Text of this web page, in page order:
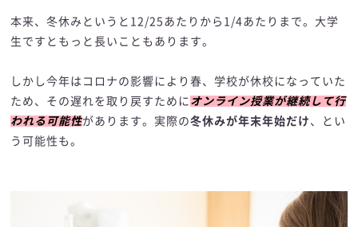
本来、冬休みというと12/25あたりから1/4あたりまで。大学
生ですともっと長いこともあります。
しかし今年はコロナの影響により春、学校が休校になっていた
ため、その遅れを取り戻すために オンライン授業が継続して行
われる可能性があります。実際の冬休みが年末年始だけ 、とい
う可能性も。